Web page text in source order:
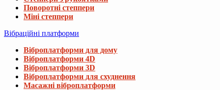
Поворотні степпери
Міні степпери
Вібраційні платформи
Віброплатформи для дому
Віброплатформи 4D
Віброплатформи 3D
Віброплатформи для схуднення
Масажні віброплатформи